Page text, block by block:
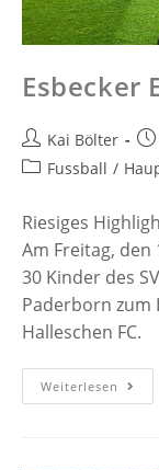
Esbecker
Kai Bölter
Fussball /
Riesiges
Am Freitag, den
30 Kinder des
Paderborn zum
Halleschen FC.
Weiterlesen